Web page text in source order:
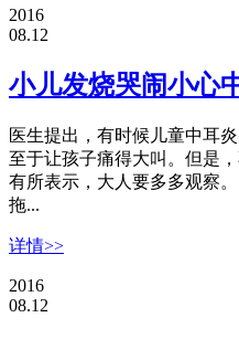
2016
08.12
小儿发烧哭闹小心
医生提出，有时候儿童中耳
至于让孩子痛得大叫。但是
有所表示，大人要多多观察
拖...
详情>>
2016
08.12